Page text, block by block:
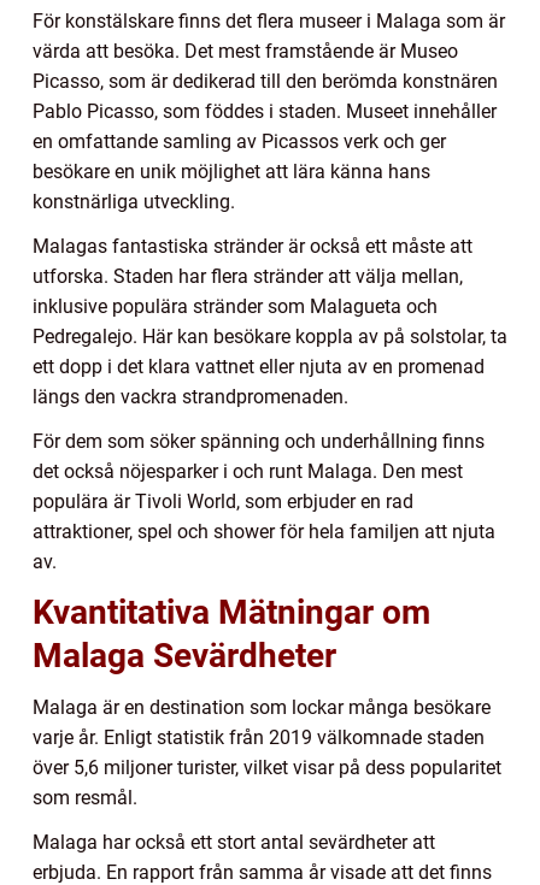
För konstälskare finns det flera museer i Malaga som är
värda att besöka. Det mest framstående är Museo
Picasso, som är dedikerad till den berömda konstnären
Pablo Picasso, som föddes i staden. Museet innehåller
en omfattande samling av Picassos verk och ger
besökare en unik möjlighet att lära känna hans
konstnärliga utveckling.
Malagas fantastiska stränder är också ett måste att
utforska. Staden har flera stränder att välja mellan,
inklusive populära stränder som Malagueta och
Pedregalejo. Här kan besökare koppla av på solstolar, ta
ett dopp i det klara vattnet eller njuta av en promenad
längs den vackra strandpromenaden.
För dem som söker spänning och underhållning finns
det också nöjesparker i och runt Malaga. Den mest
populära är Tivoli World, som erbjuder en rad
attraktioner, spel och shower för hela familjen att njuta
av.
Kvantitativa Mätningar om
Malaga Sevärdheter
Malaga är en destination som lockar många besökare
varje år. Enligt statistik från 2019 välkomnade staden
över 5,6 miljoner turister, vilket visar på dess popularitet
som resmål.
Malaga har också ett stort antal sevärdheter att
erbjuda. En rapport från samma år visade att det finns